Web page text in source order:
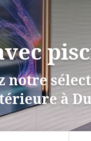
notre
à